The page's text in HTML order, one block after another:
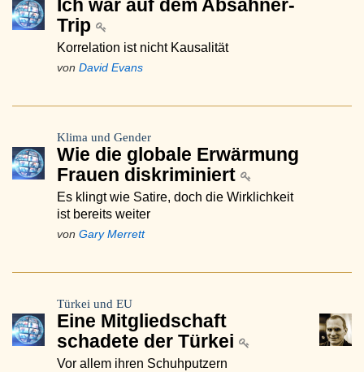
Ich war auf dem Absahner-
Trip
Korrelation ist nicht Kausalität
von David Evans
Klima und Gender
Wie die globale Erwärmung
Frauen diskriminiert
Es klingt wie Satire, doch die Wirklichkeit
ist bereits weiter
von Gary Merrett
Türkei und EU
Eine Mitgliedschaft
schadete der Türkei
Vor allem ihren Schuhputzern